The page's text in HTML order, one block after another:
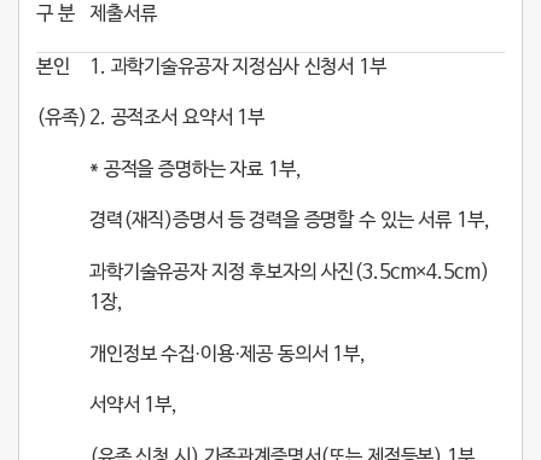
구 분 제출서류
본인
(유족)
1. 과학기술유공자 지정심사 신청서 1부
2. 공적조서 요약서 1부
* 공적을 증명하는 자료 1부,
경력(재직)증명서 등 경력을 증명할 수 있는 서류 1부,
과학기술유공자 지정 후보자의 사진(3.5cm×4.5cm)
1장,
개인정보 수집·이용·제공 동의서 1부,
서약서 1부,